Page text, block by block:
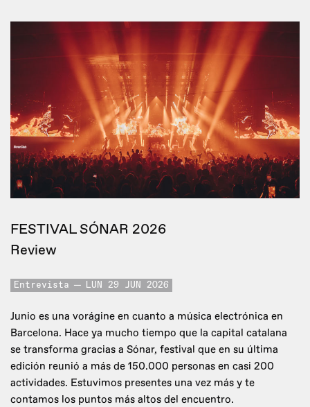
FESTIVAL SÓNAR 2026
Review
Entrevista LUN 29 JUN 2026
Junio es una vorágine en cuanto a música electrónica en
Barcelona. Hace ya mucho tiempo que la capital catalana
se transforma gracias a Sónar, festival que en su última
edición reunió a más de 150.000 personas en casi 200
actividades. Estuvimos presentes una vez más y te
contamos los puntos más altos del encuentro.